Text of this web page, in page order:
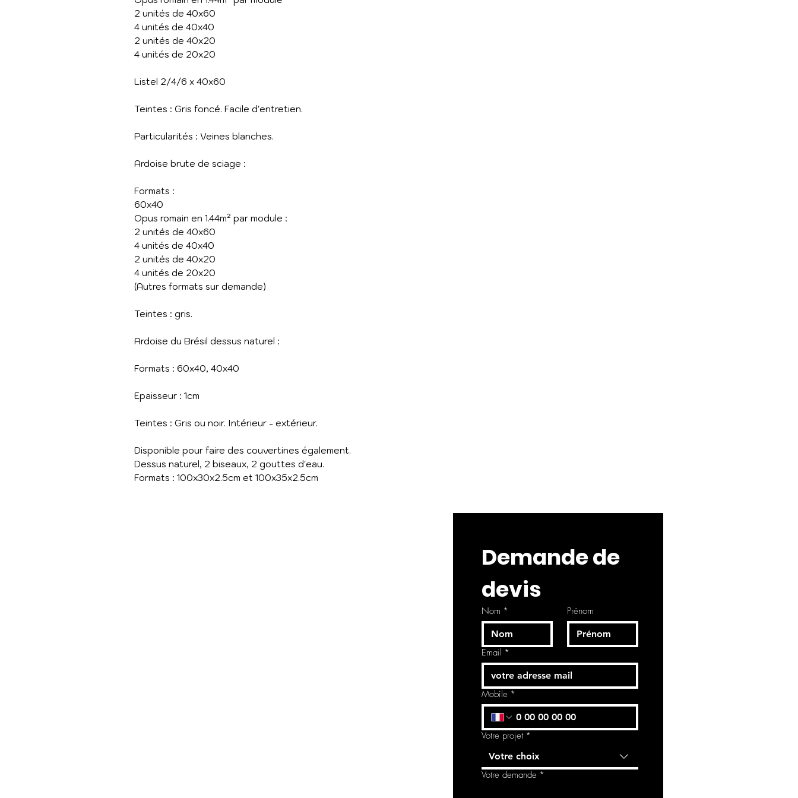
2 unités de 40x60
4 unités de 40x40
2 unités de 40x20
4 unités de 20x20
Listel 2/4/6 x 40x60
Teintes : Gris foncé. Facile d'entretien.
Particularités : Veines blanches.
Ardoise brute de sciage :
Formats :
60x40
Opus romain en 1.44m² par module :
2 unités de 40x60
4 unités de 40x40
2 unités de 40x20
4 unités de 20x20
(Autres formats sur demande)
Teintes : gris.
Ardoise du Brésil dessus naturel :
Formats : 60x40, 40x40
Epaisseur : 1cm
Teintes : Gris ou noir. Intérieur - extérieur.
Disponible pour faire des couvertines également.
Dessus naturel, 2 biseaux, 2 gouttes d'eau.
Formats : 100x30x2.5cm et 100x35x2.5cm
Demande de
devis
Nom * Prénom
Email *
Mobile *
Votre projet *
Votre choix
Votre demande *